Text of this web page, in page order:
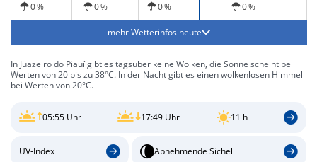
0 % 0 % 0 % 0 %
mehr Wetterinfos heute
In Juazeiro do Piauí gibt es tagsüber keine Wolken, die Sonne scheint bei
Werten von 20 bis zu 38°C. In der Nacht gibt es einen wolkenlosen Himmel
bei Werten von 20°C.
05:55 Uhr 17:49 Uhr 11 h
UV-Index Abnehmende Sichel